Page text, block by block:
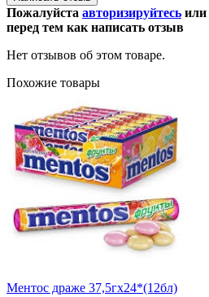
Пожалуйста авторизируйтесь или
перед тем как написать отзыв
Нет отзывов об этом товаре.
Похожие товары
Ментос драже 37,5гх24*(12бл)